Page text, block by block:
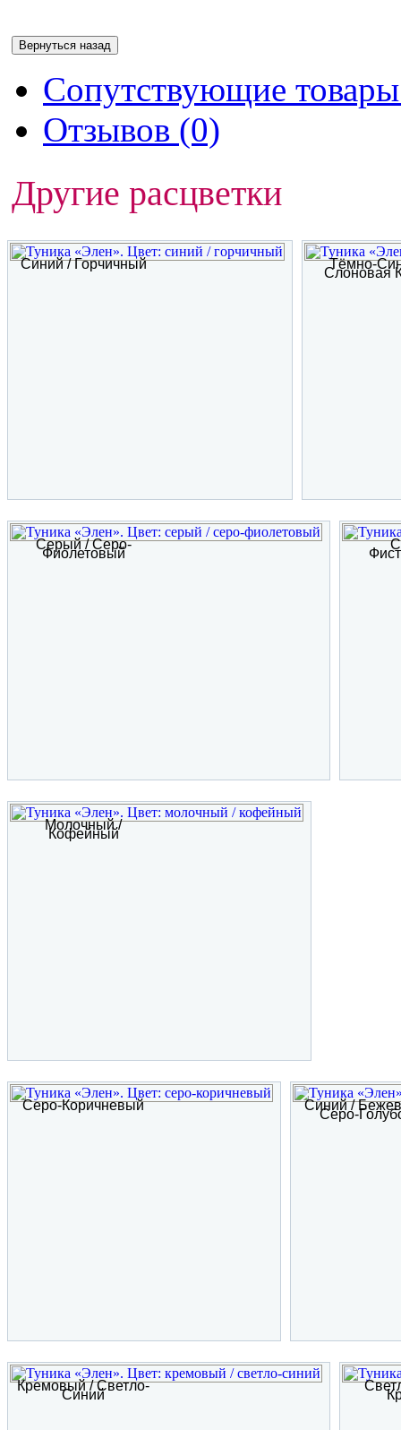
Сопутствующие
Отзывов (0)
Другие расцветки
Синий / Горчичный Тёмно-
Слоновая
Серый / Серо-
Фиолетовый
Молочный /
Кофейный
Серо-Коричневый Синий /
Серо-
Кремовый / Светло-
Синий